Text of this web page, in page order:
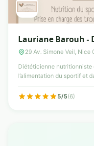
Lauriane Barouh -
Nutritionniste, à
29 Av. Simone Veil,
Diététicienne nutritionniste
l’alimentation du sportif et
5/5(6)